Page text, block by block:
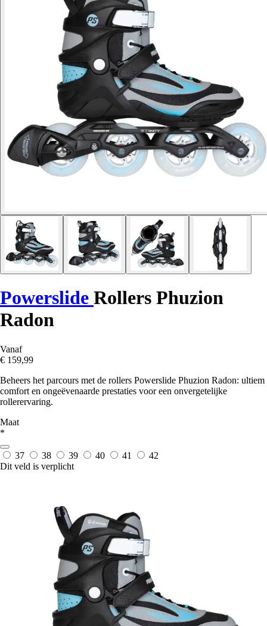
Powerslide Rollers Phuzion
Radon
Vanaf
€ 159,99
Beheers het parcours met de rollers Powerslide Phuzion Radon: ultiem
comfort en ongeëvenaarde prestaties voor een onvergetelijke
rollerervaring.
Maat
*
37 38 39 40 41
42
Dit veld is verplicht